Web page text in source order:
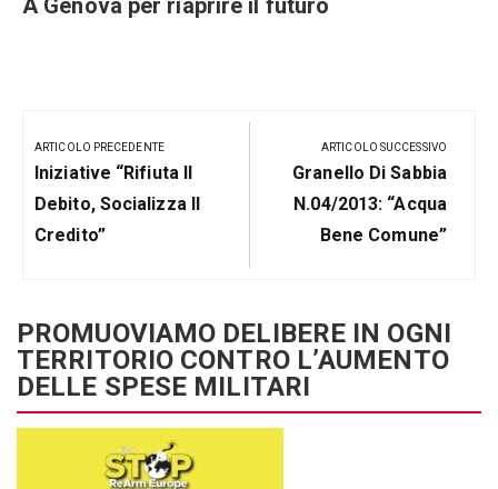
A Genova per riaprire il futuro
articoli
ARTICOLO PRECEDENTE
Articolo
Precedente:
Iniziative “rifiuta Il
Debito, Socializza Il
Credito”
ARTICOLO SUCCESSIVO
Prossimo
Post
Granello Di Sabbia
N.04/2013: “Acqua
Bene Comune”
PROMUOVIAMO DELIBERE IN OGNI
TERRITORIO CONTRO L’AUMENTO
DELLE SPESE MILITARI